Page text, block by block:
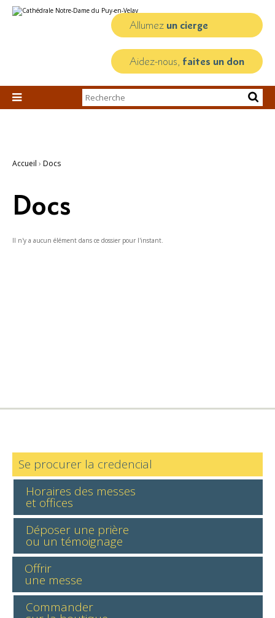
au
personnels
Allumez un cierge
Aidez-nous, faites un don

Chercher par
Recherche
Accueil › Docs
Docs
Il n'y a aucun élément dans ce dossier pour l'instant.
Se procurer la credencial
Horaires des messes
et offices
Déposer une prière
ou un témoignage
Offrir
une messe
Commander